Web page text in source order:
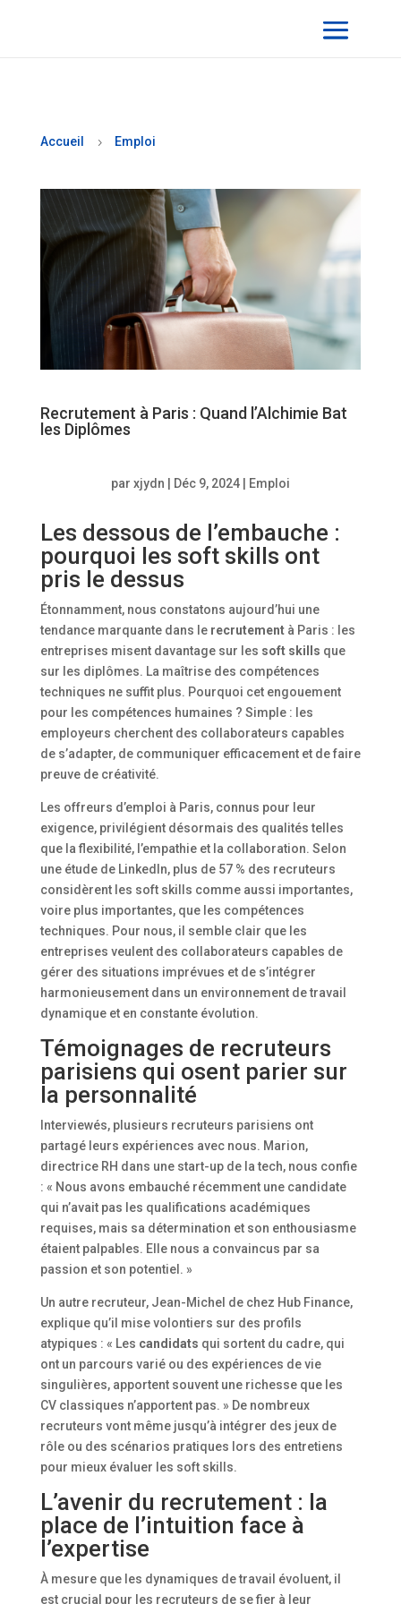
Accueil 5 Emploi
Recrutement à Paris : Quand l’Alchimie Bat
les Diplômes
par xjydn | Déc 9, 2024| Emploi
Les dessous de l’embauche :
pourquoi les soft skills ont
pris le dessus
Étonnamment, nous constatons aujourd’hui une
tendance marquante dans le recrutementà Paris : les
entreprises misent davantage sur les soft skills que
sur les diplômes. La maîtrise des compétences
techniques ne suffit plus. Pourquoi cet engouement
pour les compétences humaines ? Simple : les
employeurs cherchent des collaborateurs capables
de s’adapter, de communiquer efficacement et de faire
preuve de créativité.
Les offreurs d’emploi à Paris, connus pour leur
exigence, privilégient désormais des qualités telles
que la flexibilité, l’empathie et la collaboration. Selon
une étude de LinkedIn, plus de 57 % des recruteurs
considèrent les soft skills comme aussi importantes,
voire plus importantes, que les compétences
techniques. Pour nous, il semble clair que les
entreprises veulent des collaborateurs capables de
gérer des situations imprévues et de s’intégrer
harmonieusement dans un environnement de travail
dynamique et en constante évolution.
Témoignages de recruteurs
parisiens qui osent parier sur
la personnalité
Interviewés, plusieurs recruteurs parisiens ont
partagé leurs expériences avec nous. Marion,
directrice RH dans une start-up de la tech, nous confie
: « Nous avons embauché récemment une candidate
qui n’avait pas les qualifications académiques
requises, mais sa détermination et son enthousiasme
étaient palpables. Elle nous a convaincus par sa
passion et son potentiel. »
Un autre recruteur, Jean-Michel de chez Hub Finance,
explique qu’il mise volontiers sur des profils
atypiques : « Les candidats qui sortent du cadre, qui
ont un parcours varié ou des expériences de vie
singulières, apportent souvent une richesse que les
CV classiques n’apportent pas. » De nombreux
recruteurs vont même jusqu’à intégrer des jeux de
rôle ou des scénarios pratiques lors des entretiens
pour mieux évaluer les soft skills.
L’avenir du recrutement : la
place de l’intuition face à
l’expertise
À mesure que les dynamiques de travail évoluent, il
est crucial pour les recruteurs de se fier à leur